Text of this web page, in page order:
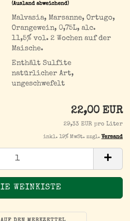
(Ausland abweichend)
Malvasia, Marsanne, Ortugo,
Orangewein, 0,75L, alc.
11,5% vol. 2 Wochen auf der
Maische.
Enthält Sulfite
natürlicher Art,
ungeschwefelt
22,00 EUR
29,33 EUR pro Liter
inkl. 19% MwSt. zzgl. Versand